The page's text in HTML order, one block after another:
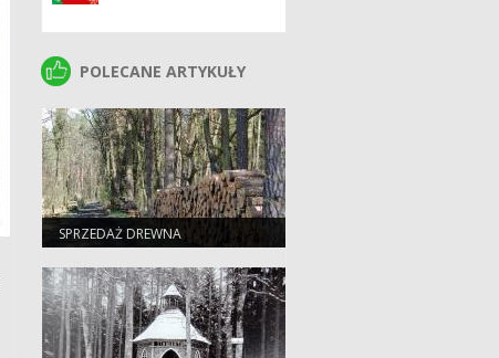
POLECANE ARTYKUŁY
POLECANE ARTYKUŁY
SPRZEDAŻ DREWNA